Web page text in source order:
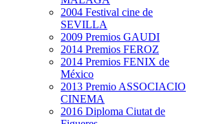
2004 Festival cine de
SEVILLA
2009 Premios GAUDI
2014 Premios FEROZ
2014 Premios FENIX de
México
2013 Premio ASSOCIACIO
CINEMA
2016 Diploma Ciutat de